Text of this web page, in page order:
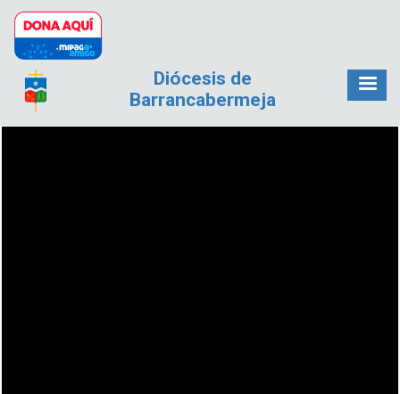
Pasar al contenido principal
Diócesis de
Barrancabermeja